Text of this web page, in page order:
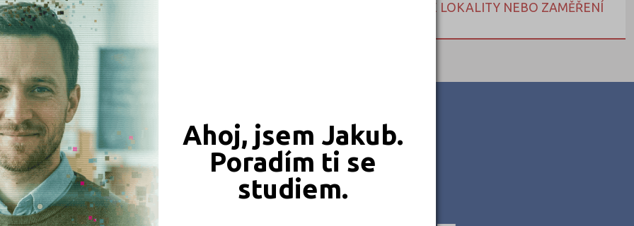
Ahoj, jsem Jakub.
Poradím ti se
studiem.
Praha hlavní město (1)
Příbram (1)
ZÁZNAMY, PŘEFORMULUJTE PROSÍM VÁŠ DOTAZ NEBO HLEDEJTE DLE LOKALITY NEBO ZAMĚŘENÍ
JSME TAM, KDE JSTE VY
Naše projekty